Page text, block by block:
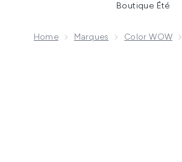
Boutique Été
Home Marques Color WOW